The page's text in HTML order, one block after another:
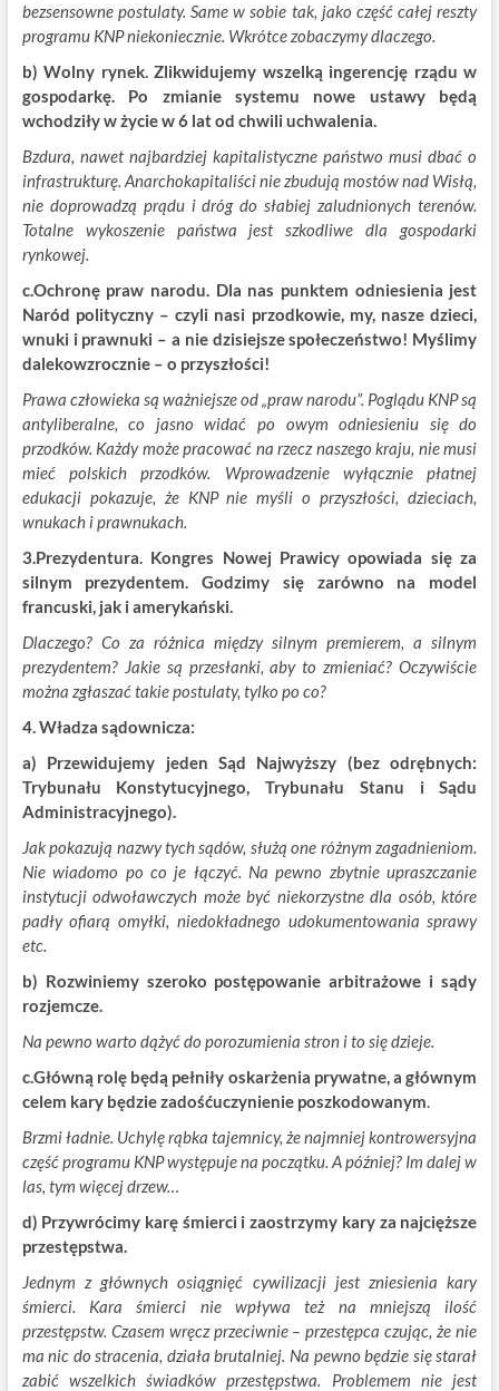
bezsensowne postulaty. Same w sobie tak, jako część całej reszty
programu KNP niekoniecznie. Wkrótce zobaczymy dlaczego.
b) Wolny rynek. Zlikwidujemy wszelką ingerencję rządu w
gospodarkę. Po zmianie systemu nowe ustawy będą
wchodziły w życie w 6 lat od chwili uchwalenia.
Bzdura, nawet najbardziej kapitalistyczne państwo musi dbać o
infrastrukturę. Anarchokapitaliści nie zbudują mostów nad Wisłą,
nie doprowadzą prądu i dróg do słabiej zaludnionych terenów.
Totalne wykoszenie państwa jest szkodliwe dla gospodarki
rynkowej.
c.Ochronę praw narodu. Dla nas punktem odniesienia jest
Naród polityczny – czyli nasi przodkowie, my, nasze dzieci,
wnuki i prawnuki – a nie dzisiejsze społeczeństwo! Myślimy
dalekowzrocznie – o przyszłości!
Prawa człowieka są ważniejsze od „praw narodu”. Poglądu KNP są
antyliberalne, co jasno widać po owym odniesieniu się do
przodków. Każdy może pracować na rzecz naszego kraju, nie musi
mieć polskich przodków. Wprowadzenie wyłącznie płatnej
edukacji pokazuje, że KNP nie myśli o przyszłości, dzieciach,
wnukach i prawnukach.
3.Prezydentura. Kongres Nowej Prawicy opowiada się za
silnym prezydentem. Godzimy się zarówno na model
francuski, jak i amerykański.
Dlaczego? Co za różnica między silnym premierem, a silnym
prezydentem? Jakie są przesłanki, aby to zmieniać? Oczywiście
można zgłaszać takie postulaty, tylko po co?
4. Władza sądownicza:
a) Przewidujemy jeden Sąd Najwyższy (bez odrębnych:
Trybunału Konstytucyjnego, Trybunału Stanu i Sądu
Administracyjnego).
Jak pokazują nazwy tych sądów, służą one różnym zagadnieniom.
Nie wiadomo po co je łączyć. Na pewno zbytnie upraszczanie
instytucji odwoławczych może być niekorzystne dla osób, które
padły ofiarą omyłki, niedokładnego udokumentowania sprawy
etc.
b) Rozwiniemy szeroko postępowanie arbitrażowe i sądy
rozjemcze.
Na pewno warto dążyć do porozumienia stron i to się dzieje.
c.Główną rolę będą pełniły oskarżenia prywatne, a głównym
celem kary będzie zadośćuczynienie poszkodowanym.
Brzmi ładnie. Uchylę rąbka tajemnicy, że najmniej kontrowersyjna
część programu KNP występuje na początku. A później? Im dalej w
las, tym więcej drzew…
d) Przywrócimy karę śmierci i zaostrzymy kary za najcięższe
przestępstwa.
Jednym z głównych osiągnięć cywilizacji jest zniesienia kary
śmierci. Kara śmierci nie wpływa też na mniejszą ilość
przestępstw. Czasem wręcz przeciwnie – przestępca czując, że nie
ma nic do stracenia, działa brutalniej. Na pewno będzie się starał
zabić wszelkich świadków przestępstwa. Problemem nie jest